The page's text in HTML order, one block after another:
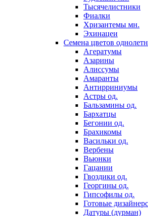
Тысячелистники
Фиалки
Хризантемы мн.
Эхинацеи
Семена цветов
Агератумы
Азарины
Алиссумы
Амаранты
Антирриниумы
Астры од.
Бальзамины од.
Бархатцы
Бегонии од.
Брахикомы
Васильки од.
Вербены
Вьюнки
Гацании
Гвоздики од.
Георгины од.
Гипсофилы од.
Готовые
Датуры (дурман)